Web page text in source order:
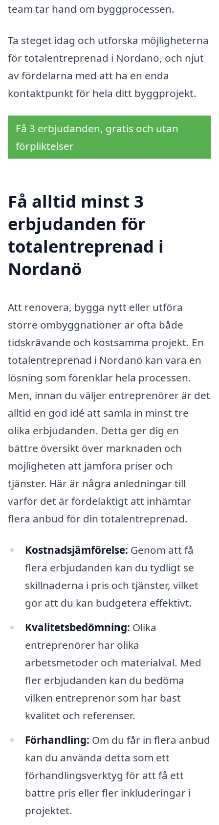
team tar hand om byggprocessen.
Ta steget idag och utforska möjligheterna
för totalentreprenad i Nordanö, och njut
av fördelarna med att ha en enda
kontaktpunkt för hela ditt byggprojekt.
Få 3 erbjudanden, gratis och utan
förpliktelser
Få alltid minst 3
erbjudanden för
totalentreprenad i
Nordanö
Att renovera, bygga nytt eller utföra
större ombyggnationer är ofta både
tidskrävande och kostsamma projekt. En
totalentreprenad i Nordanö kan vara en
lösning som förenklar hela processen.
Men, innan du väljer entreprenörer är det
alltid en god idé att samla in minst tre
olika erbjudanden. Detta ger dig en
bättre översikt över marknaden och
möjligheten att jämföra priser och
tjänster. Här är några anledningar till
varför det är fördelaktigt att inhämtar
flera anbud för din totalentreprenad.
Kostnadsjämförelse: Genom att få
flera erbjudanden kan du tydligt se
skillnaderna i pris och tjänster, vilket
gör att du kan budgetera effektivt.
Kvalitetsbedömning: Olika
entreprenörer har olika
arbetsmetoder och materialval. Med
fler erbjudanden kan du bedöma
vilken entreprenör som har bäst
kvalitet och referenser.
Förhandling: Om du får in flera anbud
kan du använda detta som ett
förhandlingsverktyg för att få ett
bättre pris eller fler inkluderingar i
projektet.